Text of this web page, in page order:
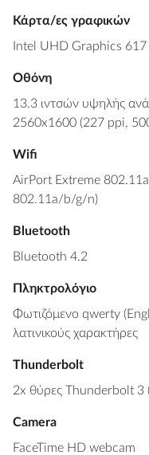
Κάρτα/ες γραφικών
Intel UHD Graphics
Οθόνη
13.3 ιντσών υψηλής
2560x1600 (227 ppi,
Wifi
AirPort Extreme
802.11a/b/g/n)
Bluetooth
Bluetooth 4.2
Πληκτρολόγιο
Φωτιζόμενο qwerty
λατινικούς χαρακτήρες
Thunderbolt
2x θύρες Thunderbolt 3
Camera
FaceTime HD webcam